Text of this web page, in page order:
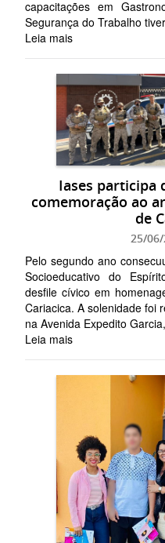
capacitações em
Segurança do Trabalho
Leia mais
Iases participa
comemoração ao
de
25/
Pelo segundo ano
Socioeducativo do
desfile cívico em
Cariacica. A solenidade foi
na Avenida Expedito
Leia mais